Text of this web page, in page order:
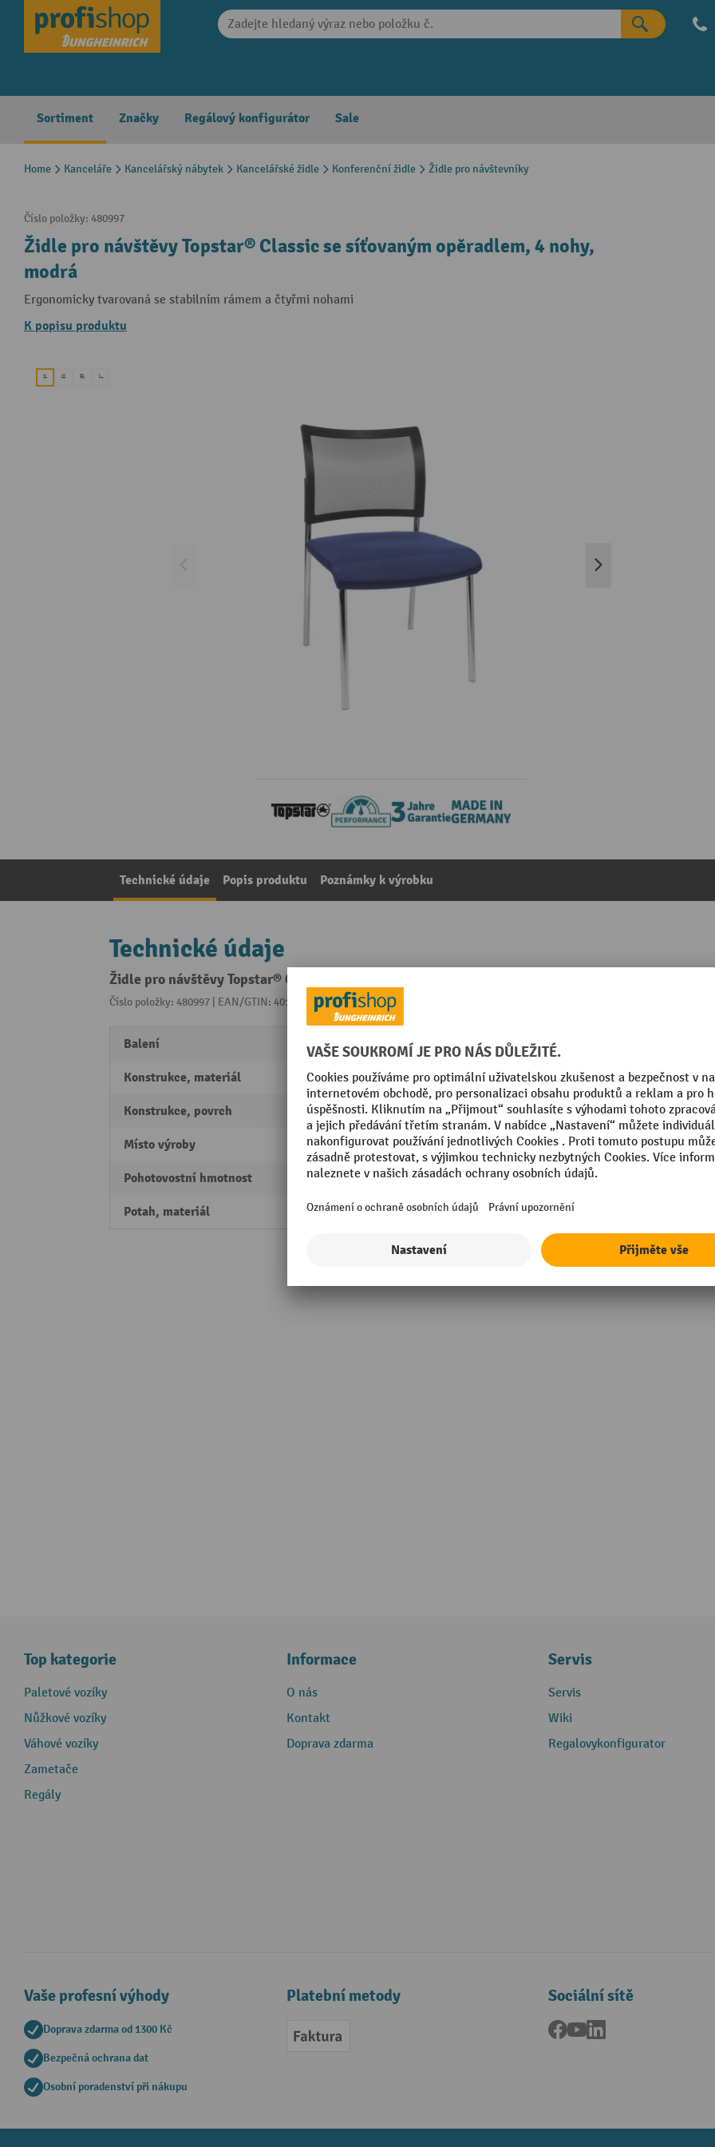
Skip to main navigation
Sortiment Značky Regálový konfigurátor Sale
Home Kanceláře Kancelářský nábytek Kancelářské židle Konferenční židle Židle pro návštevníky
Číslo položky: 480997
Židle pro návštěvy Topstar® Classic se síťovaným opěradlem, 4 nohy,
modrá
Ergonomicky tvarovaná se stabilním rámem a čtyřmi nohami
K popisu produktu
Technické údaje Popis produktu Poznámky k výrobku
Technické údaje
Židle pro návštěvy Topstar® Classic se síťovaným opěradlem, 4 nohy, modrá
Číslo položky: 480997 | EAN/GTIN: 4014296333960 Z kategorie:
Balení 2 Stk
Konstrukce, materiál Ocel
Konstrukce, povrch chromovaný
Místo výroby Made in Germany
Pohotovostní hmotnost 6,3 kg
Potah, materiál polyester
Segmentu
Užitková nosnost
Značka
Zádová opěrka, výška
Záruka - dodavatel
Židle, stojan
Zobrazit všechny technické údaje
Top kategorie
Paletové vozíky
Nůžkové vozíky
Váhové vozíky
Zametače
Regály
Informace
O nás
Kontakt
Doprava zdarma
Servis
Servis
Wiki
Regalovykonfigurator
Vaše profesní výhody
Doprava zdarma od 1300 Kč
Bezpečná ochrana dat
Osobní poradenství při nákupu
Platební metody
Faktura
Sociální sítě
Facebook
YouTube